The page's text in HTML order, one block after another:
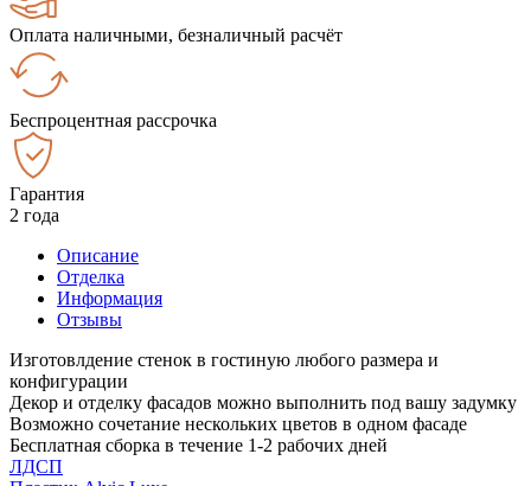
Оплата наличными, безналичный расчёт
Беспроцентная рассрочка
Гарантия
2 года
Описание
Отделка
Информация
Отзывы
Изготовлдение стенок в гостиную любого размера и
конфигурации
Декор и отделку фасадов можно выполнить под вашу задумку
Возможно сочетание нескольких цветов в одном фасаде
Бесплатная сборка в течение 1-2 рабочих дней
ЛДСП